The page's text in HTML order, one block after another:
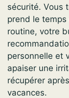
sécurité. Vous
prend le
routine, votre
personnelle et
apaiser une
récupérer
vacances.